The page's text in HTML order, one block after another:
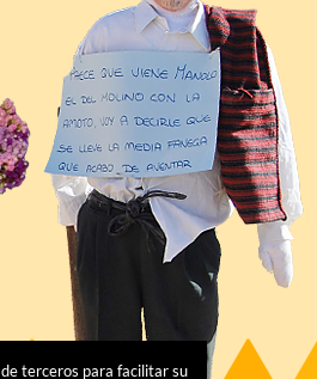
terceros para facilitar su